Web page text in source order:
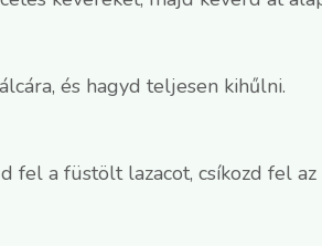
és hagyd teljesen kihűlni.
fel a füstölt lazacot, csíkozd fel